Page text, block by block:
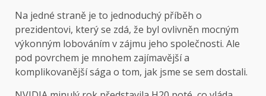
Na jedné straně je to jednoduchý příběh o
prezidentovi, který se zdá, že byl ovlivněn mocným
výkonným lobováním v zájmu jeho společnosti. Ale
pod povrchem je mnohem zajímavější a
komplikovanější sága o tom, jak jsme se sem dostali.